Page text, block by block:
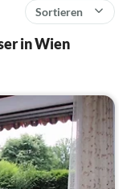
Sortieren
in Wien